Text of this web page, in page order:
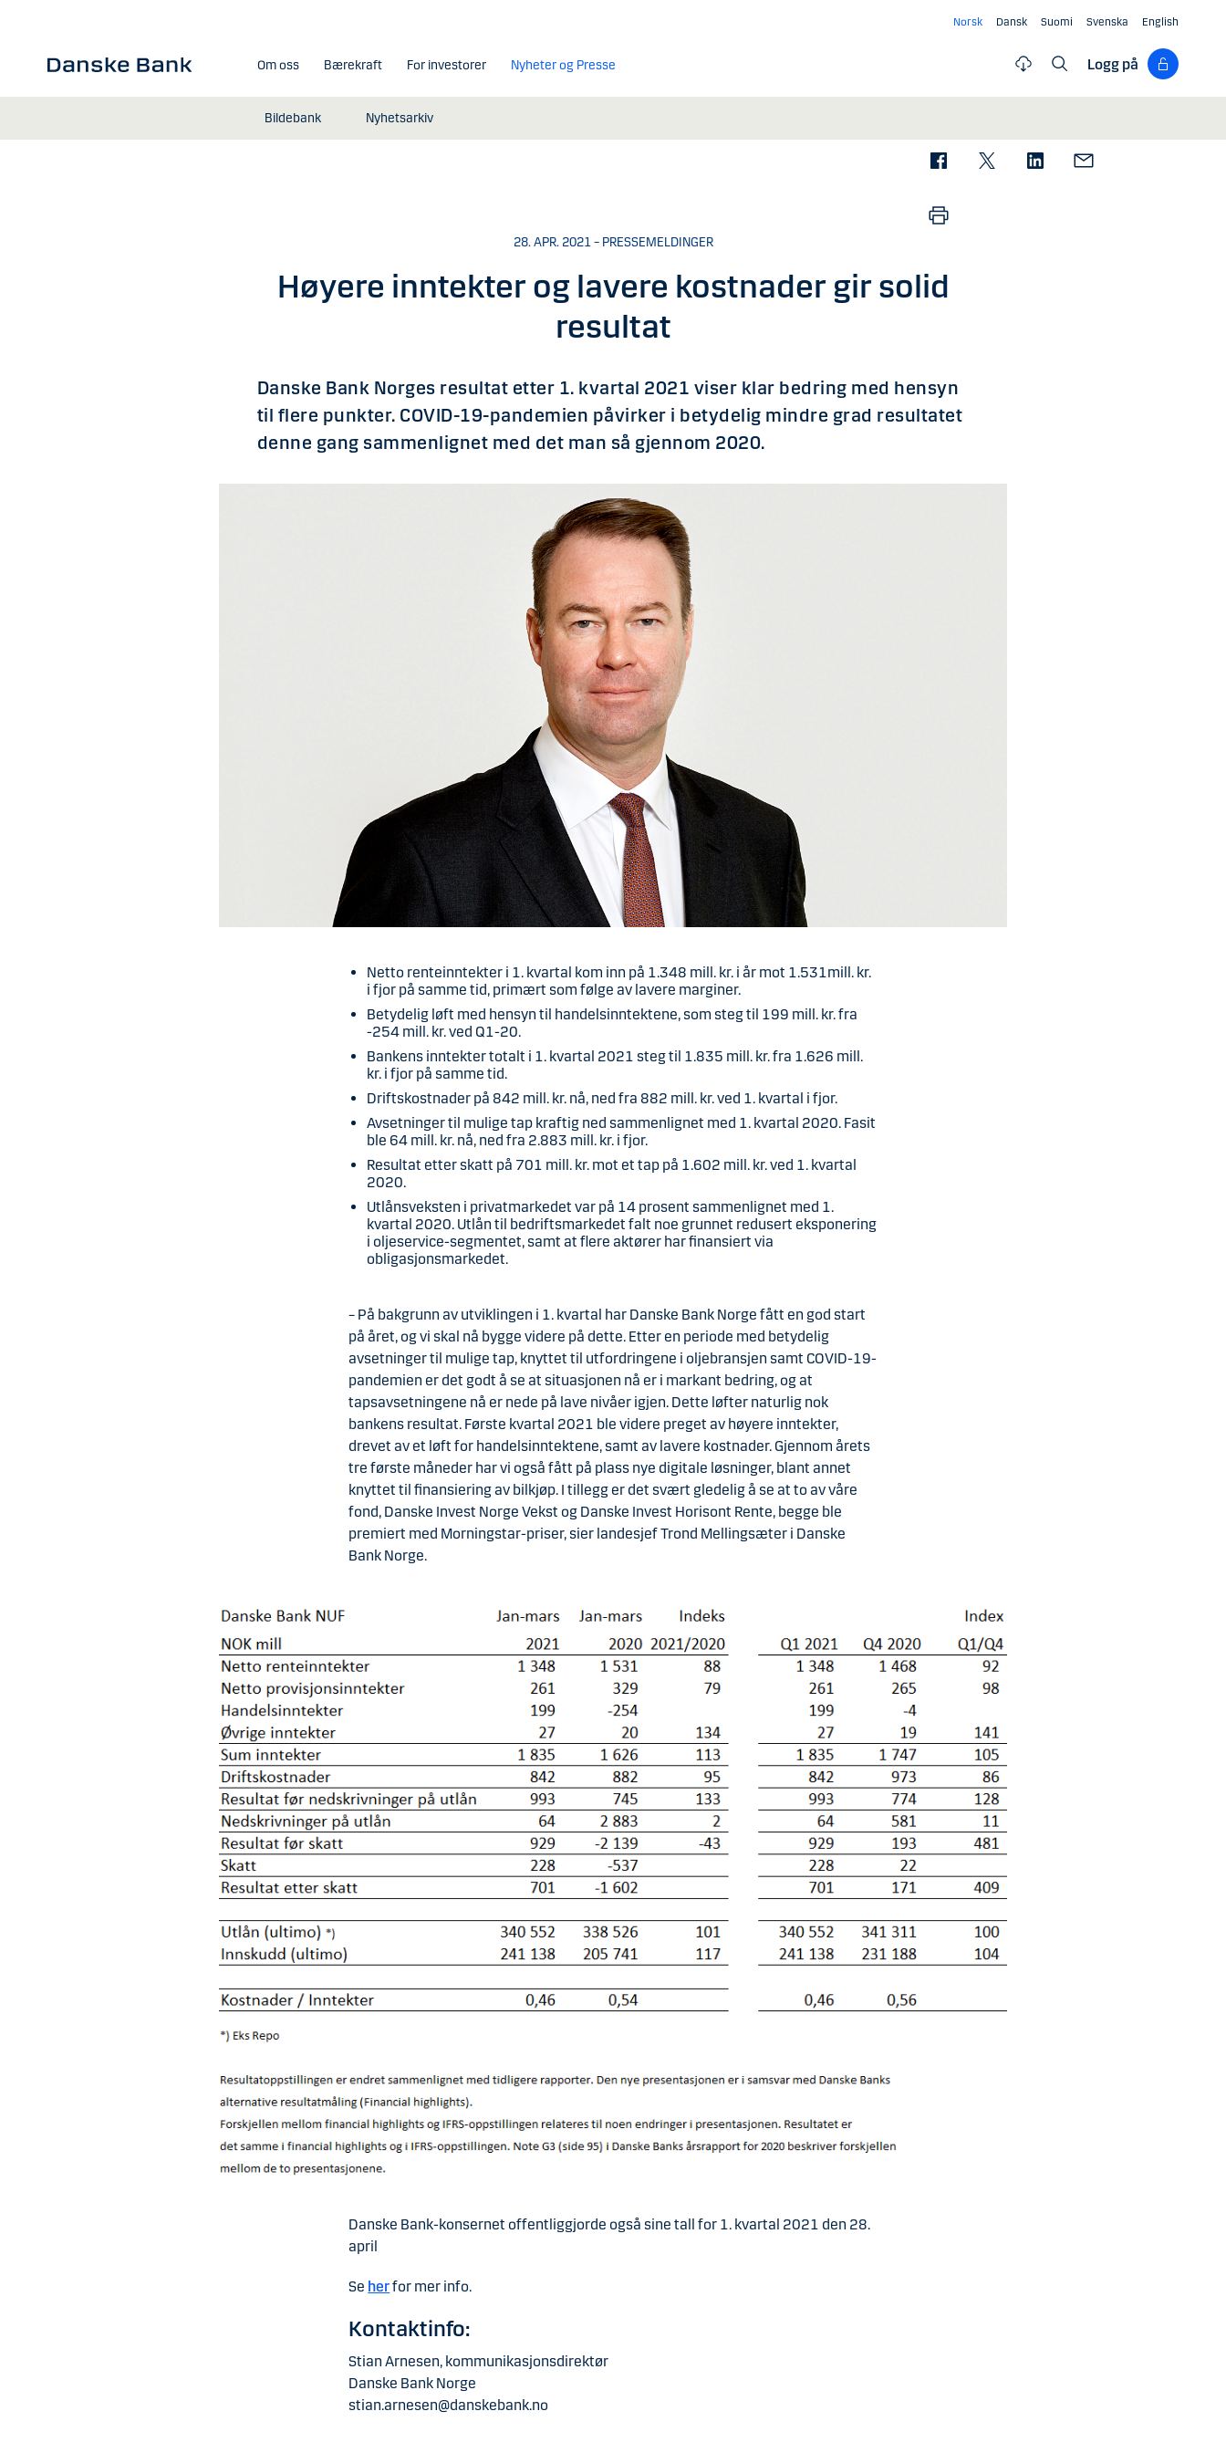
Norsk Dansk Suomi Svenska English
Om oss Bærekraft For investorer Nyheter og Presse
Bildebank Nyhetsarkiv
Logg på
28. APR. 2021 – PRESSEMELDINGER
Høyere inntekter og lavere kostnader gir solid
resultat
Danske Bank Norges resultat etter 1. kvartal 2021 viser klar bedring med hensyn
til flere punkter. COVID-19-pandemien påvirker i betydelig mindre grad resultatet
denne gang sammenlignet med det man så gjennom 2020.
Netto renteinntekter i 1. kvartal kom inn på 1.348 mill. kr. i år mot 1.531mill. kr.
i fjor på samme tid, primært som følge av lavere marginer.
Betydelig løft med hensyn til handelsinntektene, som steg til 199 mill. kr. fra
-254 mill. kr. ved Q1-20.
Bankens inntekter totalt i 1. kvartal 2021 steg til 1.835 mill. kr. fra 1.626 mill.
kr. i fjor på samme tid.
Driftskostnader på 842 mill. kr. nå, ned fra 882 mill. kr. ved 1. kvartal i fjor.
Avsetninger til mulige tap kraftig ned sammenlignet med 1. kvartal 2020. Fasit
ble 64 mill. kr. nå, ned fra 2.883 mill. kr. i fjor.
Resultat etter skatt på 701 mill. kr. mot et tap på 1.602 mill. kr. ved 1. kvartal
2020.
Utlånsveksten i privatmarkedet var på 14 prosent sammenlignet med 1.
kvartal 2020. Utlån til bedriftsmarkedet falt noe grunnet redusert eksponering
i oljeservice-segmentet, samt at flere aktører har finansiert via
obligasjonsmarkedet.
– På bakgrunn av utviklingen i 1. kvartal har Danske Bank Norge fått en god start
på året, og vi skal nå bygge videre på dette. Etter en periode med betydelig
avsetninger til mulige tap, knyttet til utfordringene i oljebransjen samt COVID-19-
pandemien er det godt å se at situasjonen nå er i markant bedring, og at
tapsavsetningene nå er nede på lave nivåer igjen. Dette løfter naturlig nok
bankens resultat. Første kvartal 2021 ble videre preget av høyere inntekter,
drevet av et løft for handelsinntektene, samt av lavere kostnader. Gjennom årets
tre første måneder har vi også fått på plass nye digitale løsninger, blant annet
knyttet til finansiering av bilkjøp. I tillegg er det svært gledelig å se at to av våre
fond, Danske Invest Norge Vekst og Danske Invest Horisont Rente, begge ble
premiert med Morningstar-priser, sier landesjef Trond Mellingsæter i Danske
Bank Norge.
Danske Bank-konsernet offentliggjorde også sine tall for 1. kvartal 2021 den 28.
april
Se herfor mer info.
Kontaktinfo:
Stian Arnesen, kommunikasjonsdirektør
Danske Bank Norge
stian.arnesen@danskebank.no